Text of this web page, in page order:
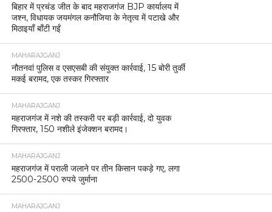
बिहार में प्रचंड जीत के बाद महराजगंज BJP कार्यालय में
जश्न, विधायक जयमंगल कनौजिया के नेतृत्व में पटाखे और
मिठाइयाँ बाँटी गईं
MAHARAJGANJ
नौतनवां पुलिस व एसएसबी की संयुक्त कार्रवाई, 15 बोरी तुर्की
मकई बरामद, एक तस्कर गिरफ्तार
MAHARAJGANJ
महराजगंज में नशे की तस्करी पर बड़ी कार्रवाई, दो युवक
गिरफ्तार, 150 नशीले इंजेक्शन बरामद।
MAHARAJGANJ
महराजगंज में पराली जलाने पर तीन किसान पकड़े गए, लगा
2500-2500 रुपये जुर्माना
MAHARAJGANJ